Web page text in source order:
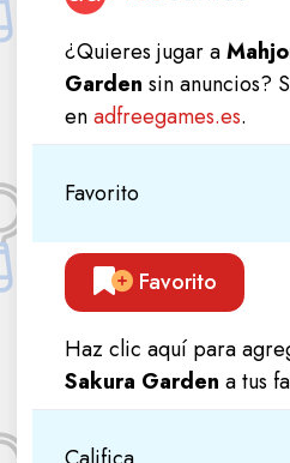
¿Quieres jugar a
Garden sin anuncios?
enadfreegames.es.
Favorito
Favorito
Haz clic aquí para
Sakura Garden a tus